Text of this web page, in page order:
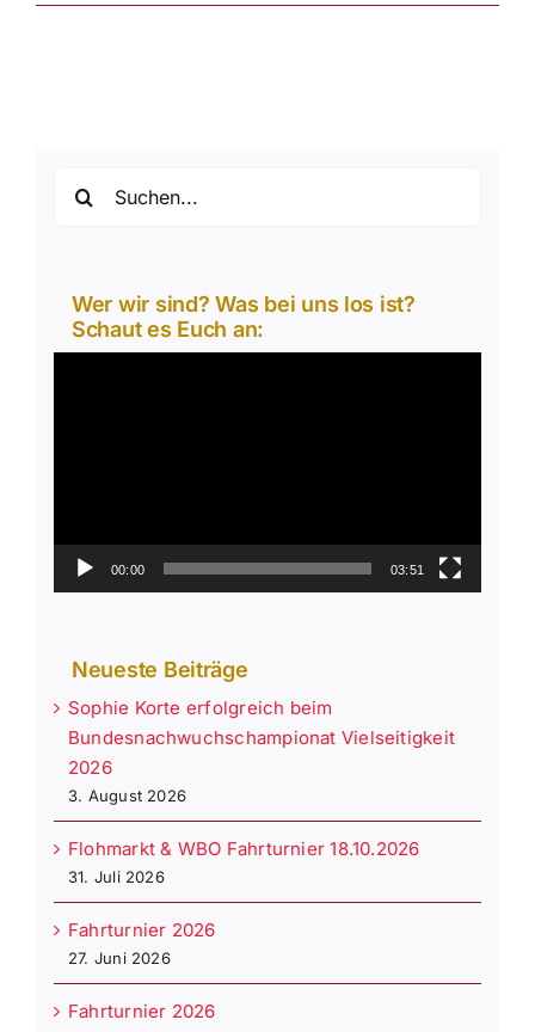
nach:
Wer wir sind? Was bei uns los ist?
Schaut es Euch an:
00:00 03:51
Neueste Beiträge
Sophie Korte erfolgreich beim
Bundesnachwuchschampionat Vielseitigkeit
2026
3. August 2026
Flohmarkt & WBO Fahrturnier 18.10.2026
31. Juli 2026
Fahrturnier 2026
27. Juni 2026
Fahrturnier 2026